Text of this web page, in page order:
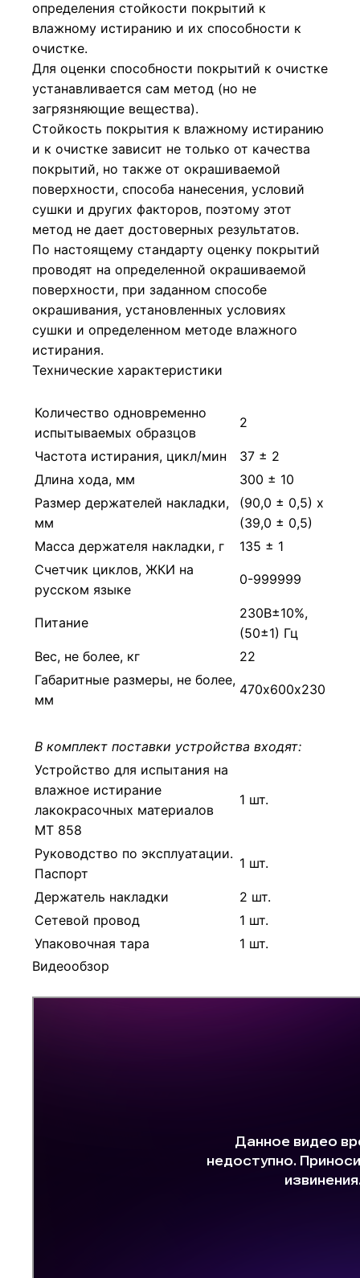
определения стойкости покрытий к
влажному истиранию и их способности к
очистке.
Для оценки способности покрытий к очистке
устанавливается сам метод (но не
загрязняющие вещества).
Стойкость покрытия к влажному истиранию
и к очистке зависит не только от качества
покрытий, но также от окрашиваемой
поверхности, способа нанесения, условий
сушки и других факторов, поэтому этот
метод не дает достоверных результатов.
По настоящему стандарту оценку покрытий
проводят на определенной окрашиваемой
поверхности, при заданном способе
окрашивания, установленных условиях
сушки и определенном методе влажного
истирания.
Технические характеристики
Количество одновременно
испытываемых образцов
2
Частота истирания, цикл/мин
37 ± 2
Длина хода, мм
300 ± 10
Размер держателей накладки,
мм
(90,0 ± 0,5) х
(39,0 ± 0,5)
Масса держателя накладки, г
135 ± 1
Счетчик циклов, ЖКИ на
русском языке
0-999999
Питание
230В±10%,
(50±1) Гц
Вес, не более, кг
22
Габаритные размеры, не более,
мм
470х600х230
В комплект поставки устройства входят:
Устройство для испытания на
влажное истирание
лакокрасочных материалов
МТ 858
1 шт.
Руководство по эксплуатации.
Паспорт
1 шт.
Держатель накладки
2 шт.
Сетевой провод
1 шт.
Упаковочная тара
1 шт.
Видеообзор